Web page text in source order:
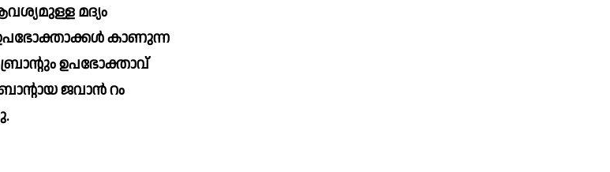
മദ്യം
കാണുന്ന
ബ്രാന്റും ഉപഭോക്താവ്
ജവാന്‍ റം